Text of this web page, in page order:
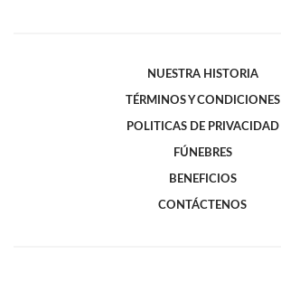
NUESTRA HISTORIA
TÉRMINOS Y CONDICIONES
POLITICAS DE PRIVACIDAD
FÚNEBRES
BENEFICIOS
CONTÁCTENOS